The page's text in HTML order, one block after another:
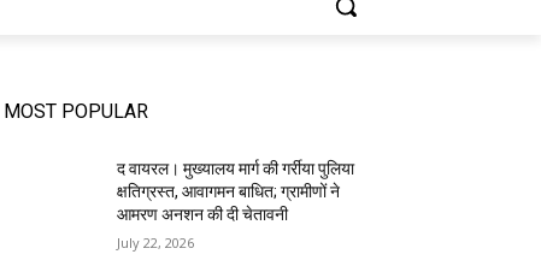
MOST POPULAR
द वायरल। मुख्यालय मार्ग की गर्रीया पुलिया
क्षतिग्रस्त, आवागमन बाधित; ग्रामीणों ने
आमरण अनशन की दी चेतावनी
July 22, 2026